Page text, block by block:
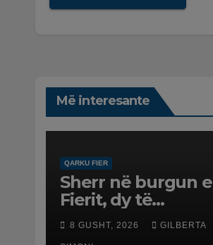
Më interesante
QARKU FIER
Sherr në burgun e
Fierit, dy të
burgosur
përfundojnë në
8 GUSHT, 2026 GILBERTA